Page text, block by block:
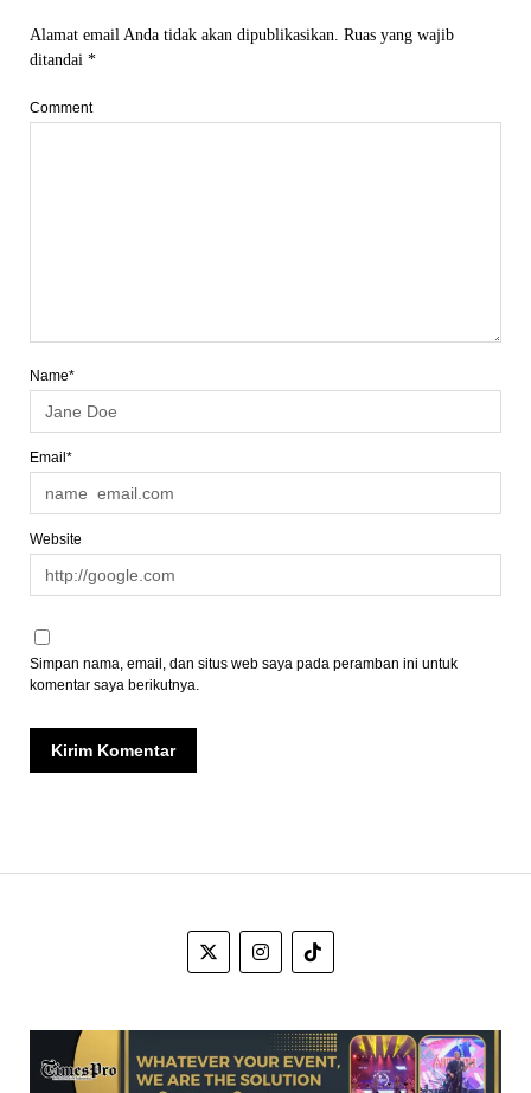
Alamat email Anda tidak akan dipublikasikan. Ruas yang wajib
ditandai *
Comment
Name*
Email*
Website
Simpan nama, email, dan situs web saya pada peramban ini untuk
komentar saya berikutnya.